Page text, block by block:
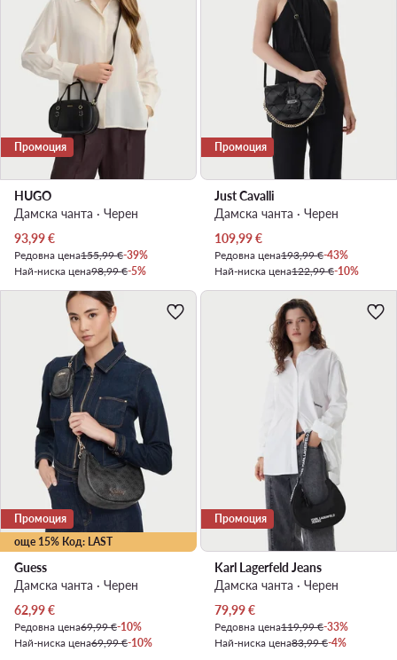
Промоция
HUGO
Дамска чанта · Черен
Актуална цена
93,99€
Редовна цена155,99 €-39%
Най-ниска цена98,99 €-5%
Промоция
Just Cavalli
Дамска чанта · Черен
Актуална цена
109,99€
Редовна цена193,99 €-43%
Най-ниска цена122,99 €-10%
още 15% Код: LAST
Промоция
Guess
Дамска чанта · Черен
Актуална цена
62,99€
Редовна цена69,99 €-10%
Най-ниска цена69,99 €-10%
Промоция
Karl Lagerfeld Jeans
Дамска чанта · Черен
Актуална цена
79,99€
Редовна цена119,99 €-33%
Най-ниска цена83,99 €-4%